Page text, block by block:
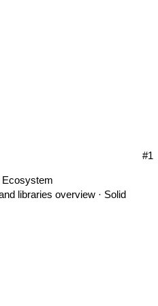
#1
Ecosystem
libraries overview · Solid